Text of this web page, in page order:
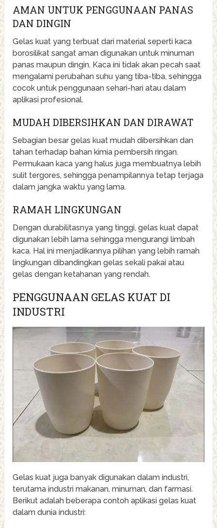
AMAN UNTUK PENGGUNAAN PANAS
DAN DINGIN
Gelas kuat yang terbuat dari material seperti kaca
borosilikat sangat aman digunakan untuk minuman
panas maupun dingin. Kaca ini tidak akan pecah saat
mengalami perubahan suhu yang tiba-tiba, sehingga
cocok untuk penggunaan sehari-hari atau dalam
aplikasi profesional.
MUDAH DIBERSIHKAN DAN DIRAWAT
Sebagian besar gelas kuat mudah dibersihkan dan
tahan terhadap bahan kimia pembersih ringan.
Permukaan kaca yang halus juga membuatnya lebih
sulit tergores, sehingga penampilannya tetap terjaga
dalam jangka waktu yang lama.
RAMAH LINGKUNGAN
Dengan durabilitasnya yang tinggi, gelas kuat dapat
digunakan lebih lama sehingga mengurangi limbah
kaca. Hal ini menjadikannya pilihan yang lebih ramah
lingkungan dibandingkan gelas sekali pakai atau
gelas dengan ketahanan yang rendah.
PENGGUNAAN GELAS KUAT DI
INDUSTRI
Gelas kuat juga banyak digunakan dalam industri,
terutama industri makanan, minuman, dan farmasi.
Berikut adalah beberapa contoh aplikasi gelas kuat
dalam dunia industri: